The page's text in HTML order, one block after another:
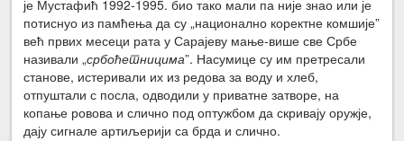
је Мустафић 1992-1995. био тако мали па није знао или је
потиснуо из памћења да су „национално коректне комшије”
већ првих месеци рата у Сарајеву мање-више све Србе
називали „србоћетницима”. Насумице су им претресали
станове, истеривали их из редова за воду и хлеб,
отпуштали с посла, одводили у приватне затворе, на
копање ровова и слично под оптужбом да скривају оружје,
дају сигнале артиљерији са брда и слично.